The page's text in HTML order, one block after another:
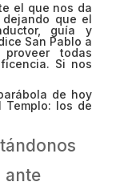
el que nos da
que el
guía y
San Pablo a
todas
Si nos
de hoy
Templo: los de
ante